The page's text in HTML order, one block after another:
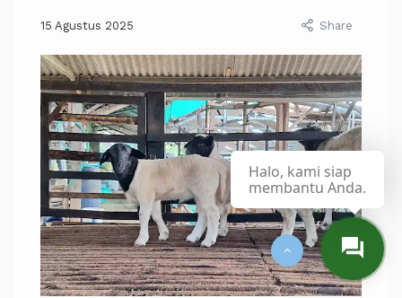
15 Agustus 2025 Share
Halo, kami siap
membantu Anda.